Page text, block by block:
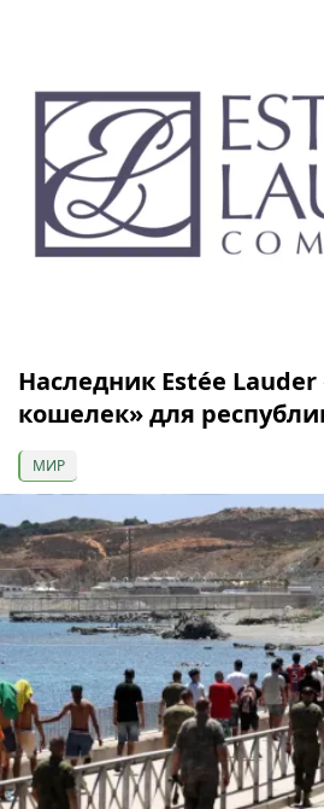
Наследник Estée
кошелек» для
МИР